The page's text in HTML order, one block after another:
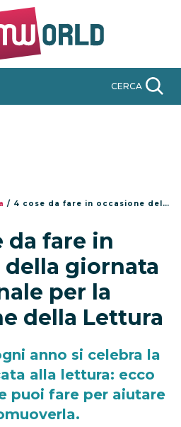
CERCA
/ 4 cose da fare in occasione della giornata Nazionale per la Promozione della Lettura
da fare in
giornata
per la
della Lettura
anno si celebra la
alla lettura: ecco
puoi fare per aiutare